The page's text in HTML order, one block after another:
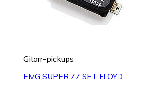
Gitarr-pickups
EMG SUPER 77 SET FLOYD